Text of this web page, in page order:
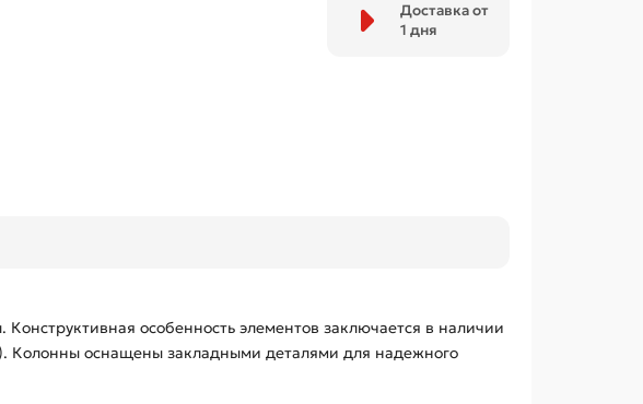
Доставка от
1 дня
особенность элементов заключается в наличии
Колонны оснащены закладными деталями для надежного